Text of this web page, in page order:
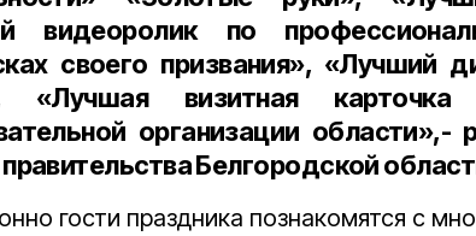
видеоролик по
своего призвания», «Лучший
«Лучшая визитная карточка
организации области»,-
Белгородской
гости праздника познакомятся с